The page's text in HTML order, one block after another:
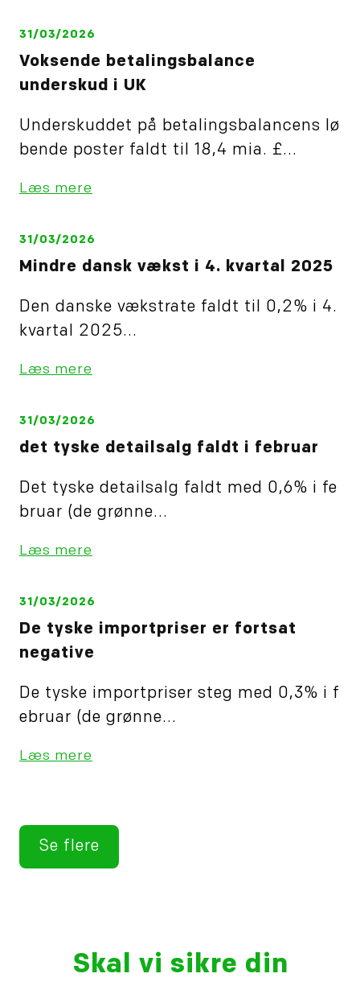
31/03/2026
Voksende betalingsbalance
underskud i UK
Underskuddet på betalingsbalancens lø
bende poster faldt til 18,4 mia. £...
Læs mere
31/03/2026
Mindre dansk vækst i 4. kvartal 2025
Den danske vækstrate faldt til 0,2% i 4.
kvartal 2025...
Læs mere
31/03/2026
det tyske detailsalg faldt i februar
Det tyske detailsalg faldt med 0,6% i fe
bruar (de grønne...
Læs mere
31/03/2026
De tyske importpriser er fortsat
negative
De tyske importpriser steg med 0,3% i f
ebruar (de grønne...
Læs mere
Se flere
Skal vi sikre din